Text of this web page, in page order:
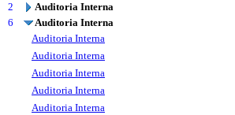
2
Auditoria Interna
6
Auditoria Interna
Auditoria Interna
Auditoria Interna
Auditoria Interna
Auditoria Interna
Auditoria Interna